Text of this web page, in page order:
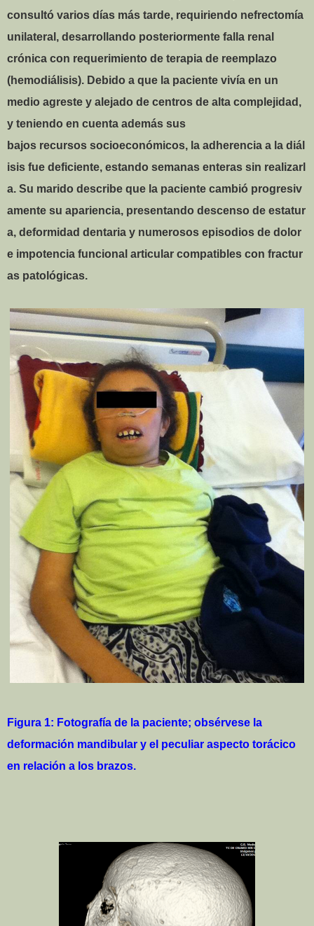
consultó varios días más tarde, requiriendo nefrectomía
unilateral, desarrollando posteriormente falla renal
crónica con requerimiento de terapia de reemplazo
(hemodiálisis). Debido a que la paciente vivía en un
medio agreste y alejado de centros de alta complejidad,
y teniendo en cuenta además sus
bajos recursos socioeconómicos, la adherencia a la diál
isis fue deficiente, estando semanas enteras sin realizarl
a. Su marido describe que la paciente cambió progresiv
amente su apariencia, presentando descenso de estatur
a, deformidad dentaria y numerosos episodios de dolor
e impotencia funcional articular compatibles con fractur
as patológicas.
Figura 1: Fotografía de la paciente; obsérvese la
deformación mandibular y el peculiar aspecto torácico
en relación a los brazos.